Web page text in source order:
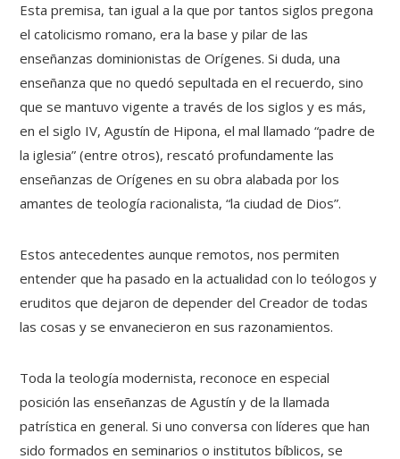
Esta premisa, tan igual a la que por tantos siglos pregona
el catolicismo romano, era la base y pilar de las
enseñanzas dominionistas de Orígenes. Si duda, una
enseñanza que no quedó sepultada en el recuerdo, sino
que se mantuvo vigente a través de los siglos y es más,
en el siglo IV, Agustín de Hipona, el mal llamado “padre de
la iglesia” (entre otros), rescató profundamente las
enseñanzas de Orígenes en su obra alabada por los
amantes de teología racionalista, “la ciudad de Dios”.
Estos antecedentes aunque remotos, nos permiten
entender que ha pasado en la actualidad con lo teólogos y
eruditos que dejaron de depender del Creador de todas
las cosas y se envanecieron en sus razonamientos.
Toda la teología modernista, reconoce en especial
posición las enseñanzas de Agustín y de la llamada
patrística en general. Si uno conversa con líderes que han
sido formados en seminarios o institutos bíblicos, se